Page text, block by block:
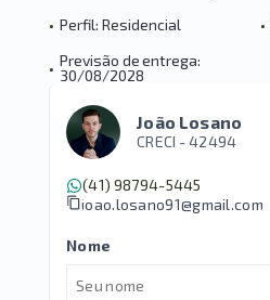
• Perfil: Residencial •
• Previsão de entrega:
30/08/2028
João Losano
CRECI -42494
(41) 98794-5445
joao.losano91@gmail.com
Nome